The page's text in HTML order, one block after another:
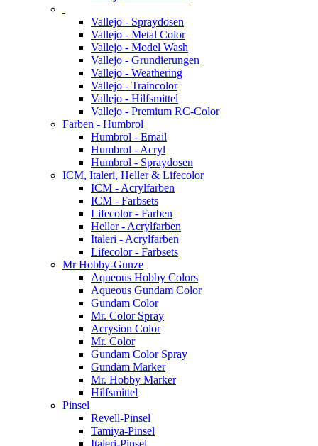
Vallejo - Spraydosen
Vallejo - Metal Color
Vallejo - Model Wash
Vallejo - Grundierungen
Vallejo - Weathering
Vallejo - Traincolor
Vallejo - Hilfsmittel
Vallejo - Premium RC-Color
Farben - Humbrol
Humbrol - Email
Humbrol - Acryl
Humbrol - Spraydosen
ICM, Italeri, Heller & Lifecolor
ICM - Acrylfarben
ICM - Farbsets
Lifecolor - Farben
Heller - Acrylfarben
Italeri - Acrylfarben
Lifecolor - Farbsets
Mr Hobby-Gunze
Aqueous Hobby Colors
Aqueous Gundam Color
Gundam Color
Mr. Color Spray
Acrysion Color
Mr. Color
Gundam Color Spray
Gundam Marker
Mr. Hobby Marker
Hilfsmittel
Pinsel
Revell-Pinsel
Tamiya-Pinsel
Italeri-Pinsel